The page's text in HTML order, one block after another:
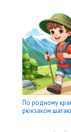
По родному
рюкзаком шагаю